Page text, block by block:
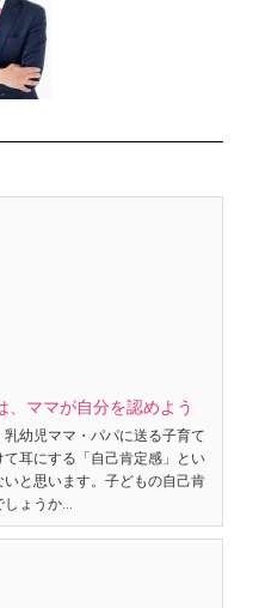
、ママが自分を認めよう
幼児ママ・パパに送る子育て
耳にする「自己肯定感」とい
と思います。子どもの自己肯
ょうか…